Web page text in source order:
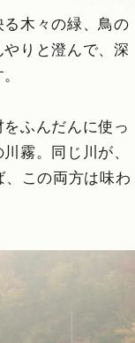
木々の緑、鳥の
りと澄んで、深
ふんだんに使っ
霧。同じ川が、
、この両方は味わ